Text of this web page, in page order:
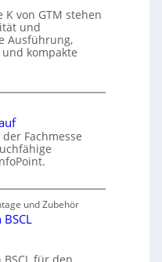
von GTM stehen
und
Ausführung,
kompakte
Fachmesse
und Zubehör